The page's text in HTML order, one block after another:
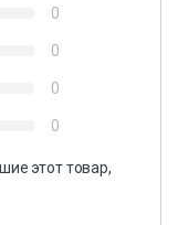
0
0
0
0
этот товар,